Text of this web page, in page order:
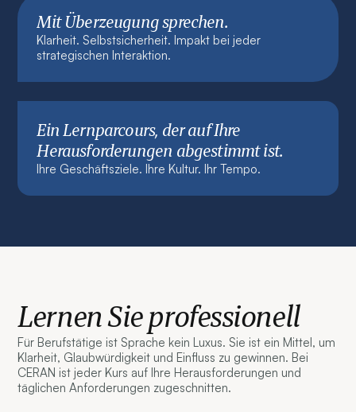
Mit Überzeugung sprechen.
Klarheit. Selbstsicherheit. Impakt bei jeder
strategischen Interaktion.
Ein Lernparcours, der auf Ihre
Herausforderungen abgestimmt ist.
Ihre Geschäftsziele. Ihre Kultur. Ihr Tempo.
Lernen Sie professionell
Für Berufstätige ist Sprache kein Luxus. Sie ist ein Mittel, um
Klarheit, Glaubwürdigkeit und Einfluss zu gewinnen. Bei
CERAN ist jeder Kurs auf Ihre Herausforderungen und
täglichen Anforderungen zugeschnitten.